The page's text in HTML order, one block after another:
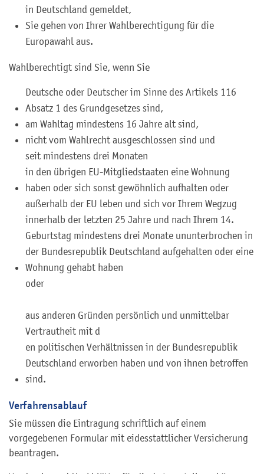
in Deutschland gemeldet,
Sie gehen von Ihrer Wahlberechtigung für die
Europawahl aus.
Wahlberechtigt sind Sie, wenn Sie
Deutsche oder Deutscher im Sinne des Artikels 116
Absatz 1 des Grundgesetzes sind,
am Wahltag mindestens 16 Jahre alt sind,
nicht vom Wahlrecht ausgeschlossen sind und
seit mindestens drei Monaten
in den übrigen EU-Mitgliedstaaten eine Wohnung
haben oder sich sonst gewöhnlich aufhalten oder
außerhalb der EU leben und sich vor Ihrem Wegzug
innerhalb der letzten 25 Jahre und nach Ihrem 14.
Geburtstag mindestens drei Monate ununterbrochen in
der Bundesrepublik Deutschland aufgehalten oder eine
Wohnung gehabt haben
oder
aus anderen Gründen persönlich und unmittelbar
Vertrautheit mit d
en politischen Verhältnissen in der Bundesrepublik
Deutschland erworben haben und von ihnen betroffen
sind.
Verfahrensablauf
Sie müssen die Eintragung schriftlich auf einem
vorgegebenen Formular mit eidesstattlicher Versicherung
beantragen.